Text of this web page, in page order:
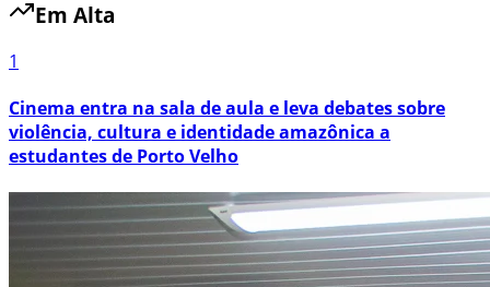
Em Alta
1
Cinema entra na sala de aula e leva debates sobre
violência, cultura e identidade amazônica a
estudantes de Porto Velho